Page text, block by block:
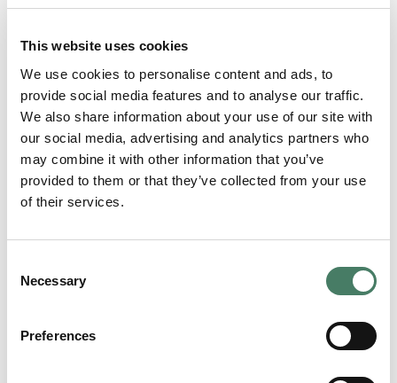
This website uses cookies
We use cookies to personalise content and ads, to
provide social media features and to analyse our traffic.
We also share information about your use of our site with
our social media, advertising and analytics partners who
may combine it with other information that you’ve
provided to them or that they’ve collected from your use
of their services.
Selection
Necessary
Preferences
Subaru Uncharted